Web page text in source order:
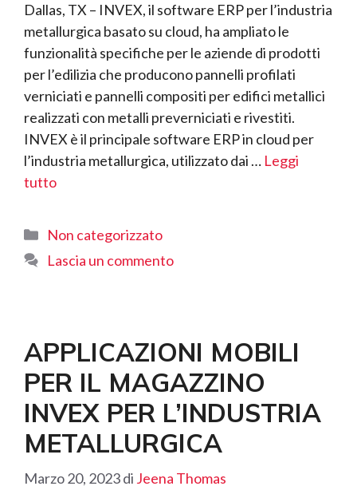
Dallas, TX – INVEX, il software ERP per l’industria
metallurgica basato su cloud, ha ampliato le
funzionalità specifiche per le aziende di prodotti
per l’edilizia che producono pannelli profilati
verniciati e pannelli compositi per edifici metallici
realizzati con metalli preverniciati e rivestiti.
INVEX è il principale software ERP in cloud per
l’industria metallurgica, utilizzato dai … Leggi
tutto
Categorie
Non categorizzato
Lascia un commento
APPLICAZIONI MOBILI
PER IL MAGAZZINO
INVEX PER L’INDUSTRIA
METALLURGICA
Marzo 20, 2023di Jeena Thomas